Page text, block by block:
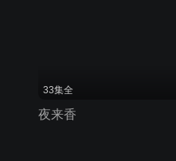
33集全
夜来香